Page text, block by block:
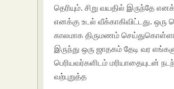
தெரியும். சிறு வயதில் இருந்தே
எனக்கு உடல் வீக்காகிவிட்டது.
காலமாக திருமணம்
இருந்து ஒரு ஜாதகம் தேடி வர
பெரியவர்களிடம்
வற்புறுத்த